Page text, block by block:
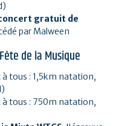
gratuit de
par Malween
de la Musique
tous : 1,5km natation,
à tous : 750m natation,